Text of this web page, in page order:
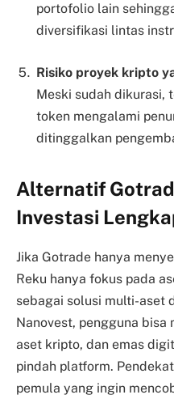
portofolio lain
diversifikasi lintas
Risiko proyek kripto
Meski sudah dikurasi,
token mengalami
ditinggalkan
Alternatif
Investasi
Jika Gotrade hanya
Reku hanya fokus pada
sebagai solusi multi-aset
Nanovest, pengguna bisa
aset kripto, dan emas
pindah platform.
pemula yang ingin